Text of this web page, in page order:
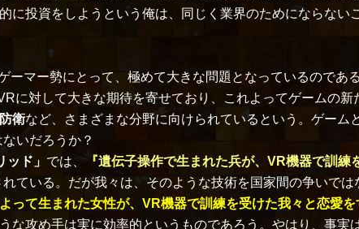
に投資をしようという俺は、同じく業界のためにならない
ーマー勢にとって、極めて大きな問題となっているのである
に対して大きな期待を寄せており、これよってゲームの
衛など、さまざまな分野に向けられているという。ゲーム
いだろうか？
ッド」 では、『遺伝子操作で生まれた兵が、VR機器で訓練
ている。だが我々は、そのような技術を国家間の争いで
って生まれた女性が、VR機器で訓練を受けた我々と恋愛を
な攻め手は実に効率的というものであろう。やはり、事実